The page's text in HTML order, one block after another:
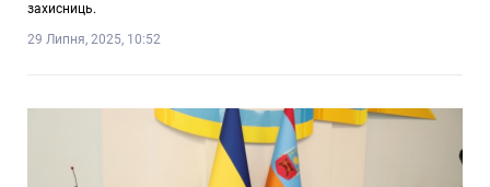
захисниць.
29 Липня, 2025, 10:52